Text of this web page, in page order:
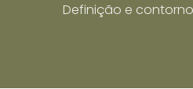
Definição e